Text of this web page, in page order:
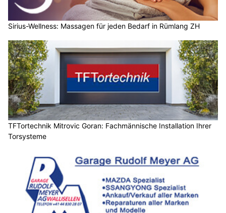
Sirius-Wellness: Massagen für jeden Bedarf in Rümlang ZH
TFTortechnik Mitrovic Goran: Fachmännische Installation Ihrer
Torsysteme